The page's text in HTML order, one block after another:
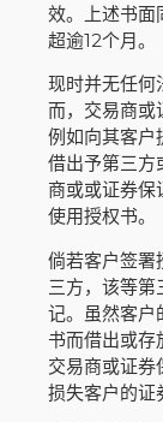
效。上述书面
超逾12个月。
现时并无任何
而，交易商或
例如向其客户
借出予第三方
商或或证券保
使用授权书。
倘若客户签署
三方，该等第
记。虽然客户
书而借出或存
交易商或证券
损失客户的证